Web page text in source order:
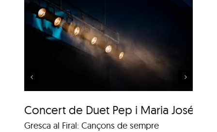
Concert de Duet Pep i Maria José
Gresca al Firal: Cançons de sempre
Música al Parc: Liza
Wuyts & Bech